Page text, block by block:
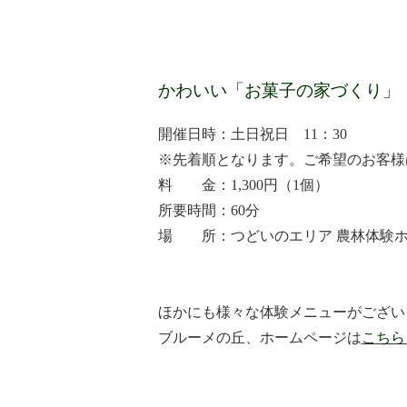
かわいい「お菓子の家づくり」
開催日時：土日祝日 11：30
※先着順となります。ご希望のお客
料 金：1,300円（1個）
所要時間：60分
場 所：つどいのエリア 農林体験
ほかにも様々な体験メニューがござ
ブルーメの丘、ホームページはこち